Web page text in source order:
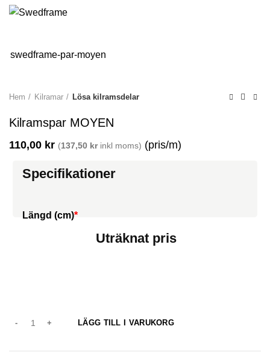
swedframe-par-moyen
Hem Kilramar Lösa kilramsdelar
Kilramspar MOYEN
110,00 kr (137,50 krinkl moms) (pris/m)
Specifikationer
Längd (cm)*
Uträknat pris
LÄGG TILL I VARUKORG